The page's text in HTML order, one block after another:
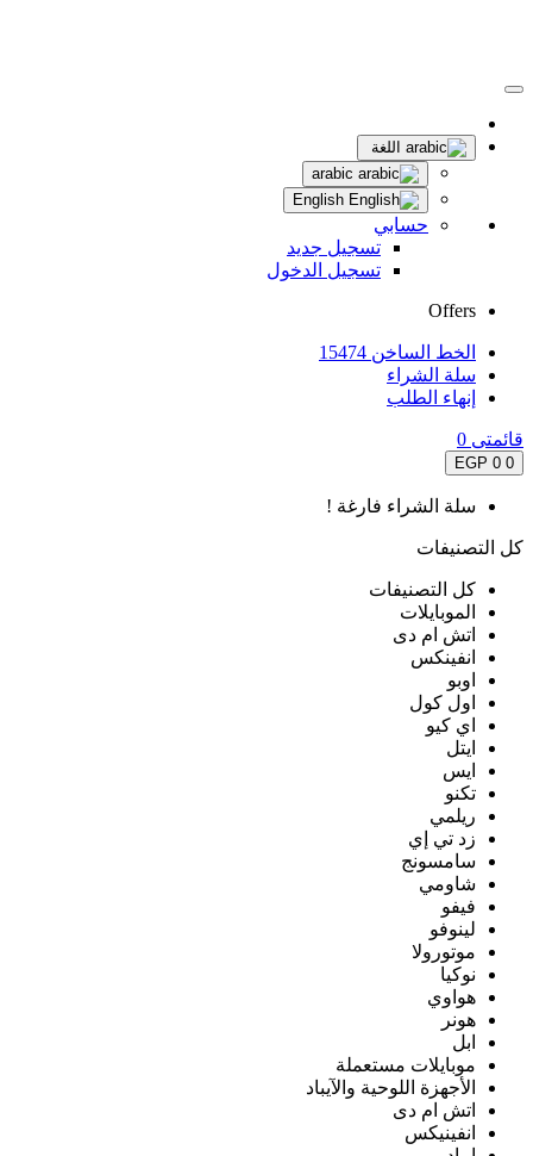
اللغة
حسابي
تسجيل جديد
تسجيل الدخول
Offers
الخط الساخن 15474
سلة الشراء
إنهاء الطلب
قائمتى 0
0
0 EGP
سلة الشراء فارغة !
كل التصنيفات
كل التصنيفات
الموبايلات
اتش ام دى
انفينكس
اوبو
اول كول
اي كيو
ايتل
ايس
تكنو
ريلمي
زد تي إي
سامسونج
شاومي
فيفو
لينوفو
موتورولا
نوكيا
هواوي
هونر
ابل
موبايلات مستعملة
الأجهزة اللوحية والآيباد
اتش ام دى
انفينيكس